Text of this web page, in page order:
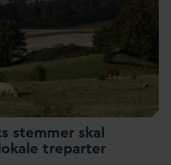
stemmer skal
treparter